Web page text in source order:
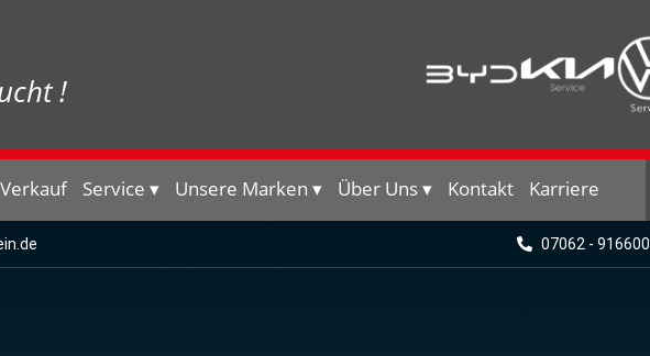
!
Verkauf Service Unsere Marken Über Uns Kontakt Karriere
07062 - 916600